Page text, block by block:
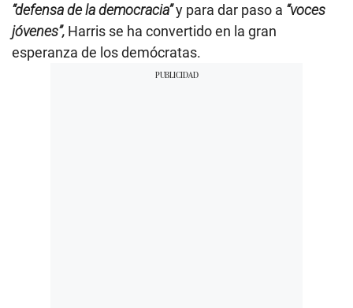
“defensa de la democracia”y para dar paso a “voces
jóvenes”, Harris se ha convertido en la gran
esperanza de los demócratas.